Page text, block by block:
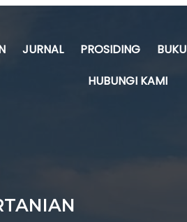
JURNAL PROSIDING BUKU
HUBUNGI KAMI